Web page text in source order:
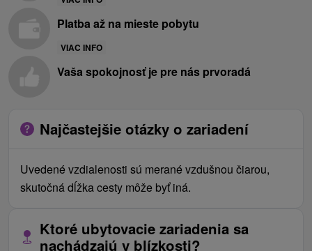
Platba až na mieste pobytu
VIAC INFO
Vaša spokojnosť je pre nás prvoradá
Najčastejšie otázky o zariadení
Uvedené vzdialenosti sú merané vzdušnou čiarou,
skutočná dĺžka cesty môže byť iná.
Ktoré ubytovacie zariadenia sa
nachádzajú v blízkosti?